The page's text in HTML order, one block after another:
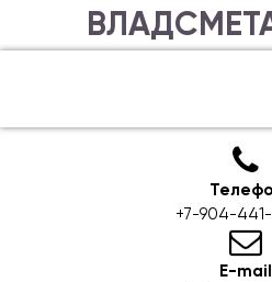
+7-904-
E-mail